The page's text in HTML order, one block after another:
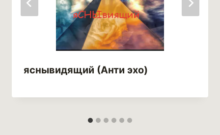
яснывидящий (Анти эхо)